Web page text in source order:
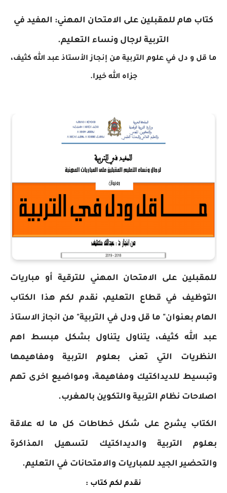
كتاب هام للمقبلين على الامتحان المهني: المفيد في
التربية لرجال ونساء التعليم.
ما قل و دل في علوم التربية من إنجاز الأستاذ عبد الله كثيف،
جزاه الله خيرا.
للمقبلين على الامتحان المهني للترقية أو مباريات
التوظيف في قطاع التعليم، نقدم لكم هذا الكتاب
الهام بعنوان" ما قل ودل في التربية" من انجاز الاستاذ
عبد الله كثيف، يتناول يتناول بشكل مبسط اهم
النظريات التي تعنى بعلوم التربية ومفاهيمها
وتبسيط للديداكتيك ومفاهيمة، ومواضيع اخرى تهم
اصلاحات نظام التربية والتكوين بالمغرب.
الكتاب يشرح على شكل خطاطات كل ما له علاقة
بعلوم التربية والديداكتيك لتسهيل المذاكرة
والتحضير الجيد للمباريات والامتحانات في التعليم.
نقدم لكم كتاب :